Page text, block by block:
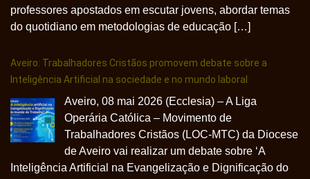
professores apostados em escutar jovens, abordar temas
do quotidiano em metodologias de educação […]
Aveiro: Trabalhadores Cristãos promovem debate sobre a
Inteligência Artificial na sociedade e no mundo laboral
Aveiro, 08 mai 2026 (Ecclesia) – A Liga
Operária Católica – Movimento de
Trabalhadores Cristãos (LOC-MTC) da Diocese
de Aveiro vai realizar um debate sobre ‘A
Inteligência Artificial na Evangelização e Dignificação do